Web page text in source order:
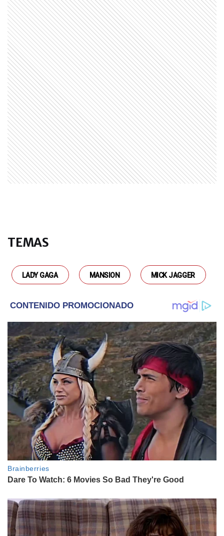
TEMAS
LADY GAGA MANSION MICK JAGGER
LIFESTYLE
Cómo se hicieron los looks que
Cazzu utilizó en los Estados
Unidos y un nexo inesperado con
Valeria Mazza
ENTRETENIMIENTO
A pasos de Wanda Nara: así es la
imponente mansión de Maxi
López y Daniela Christiansson en
Nordelta
LIFESTYLE
Así es el dormitorio de Úrsula
Corberó y Chino Darín: estilo
japandi, toques mediterráneos,
líneas minimalistas y "deco
serena"
ACTUALIDAD
trabaja como productora, estudia
arte dramático y diseña ropa
El brutal caso de un joyero
engañado por una viuda negra y
su banda: lo planeó durante un
año y lo desvalijó durante un viaje
a Cataratas
ENTRETENIMIENTO
Así fue la íntima fiesta de
cumpleaños Lucía Galán por sus
65 años: en Madrid y con un regalo
sorpresa
ACTUALIDAD
Barbijo, bombitas de agua y
salidas restringidas: en fotos, así
fue la única visita de Michael
Jackson a la Argentina
ENTRETENIMIENTO
“investigador y divulgador” que
música a los que no sabemos nada
de ella ¡pero la amamos!”
LIFESTYLE
La historia detrás de Joti